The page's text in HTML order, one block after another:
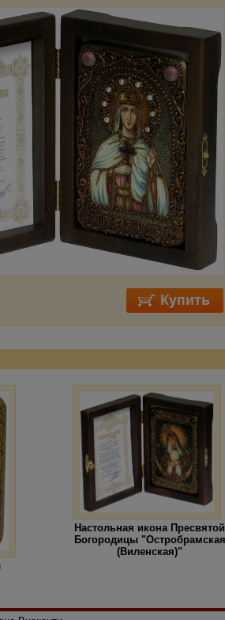
Настольная икона Пресвятой
Богородицы "Остробрамская
(Виленская)"